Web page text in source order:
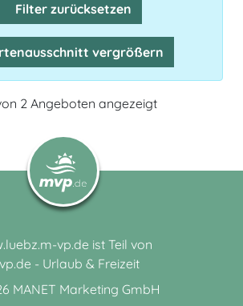
Filter zurücksetzen
vergrößern
2 Angeboten angezeigt
vp.de ist Teil von
- Urlaub & Freizeit
MANET Marketing GmbH